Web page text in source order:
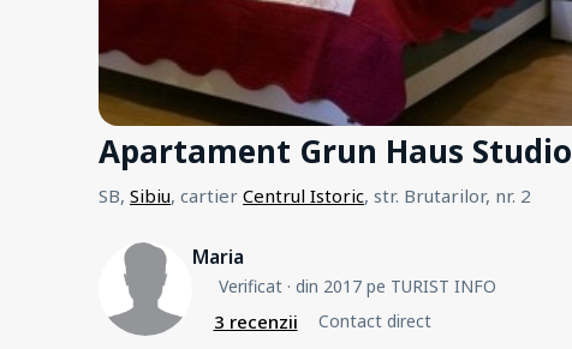
Apartament Grun Haus Studio
SB, Sibiu, cartier Centrul Istoric, str. Brutarilor, nr. 2
Maria
Verificat· din 2017 pe TURIST INFO
3 recenzii Contact direct